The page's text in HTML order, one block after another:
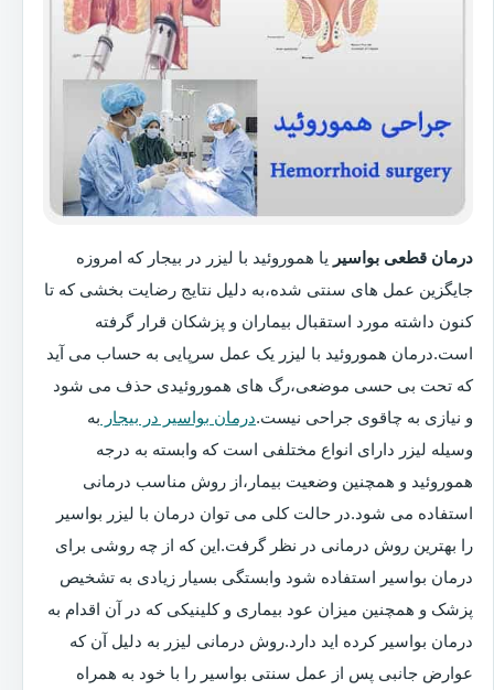
درمان قطعی بواسیر یا هموروئید با لیزر در بیجار که امروزه
جایگزین عمل های سنتی شده،به دلیل نتایج رضایت بخشی که تا
کنون داشته مورد استقبال بیماران و پزشکان قرار گرفته
است.درمان هموروئید با لیزر یک عمل سرپایی به حساب می آید
که تحت بی حسی موضعی،رگ های هموروئیدی حذف می شود
و نیازی به چاقوی جراحی نیست.درمان بواسیر در بیجار به
وسیله لیزر دارای انواع مختلفی است که وابسته به درجه
هموروئید و همچنین وضعیت بیمار،از روش مناسب درمانی
استفاده می شود.در حالت کلی می توان درمان با لیزر بواسیر
را بهترین روش درمانی در نظر گرفت.این که از چه روشی برای
درمان بواسیر استفاده شود وابستگی بسیار زیادی به تشخیص
پزشک و همچنین میزان عود بیماری و کلینیکی که در آن اقدام به
درمان بواسیر کرده اید دارد.روش درمانی لیزر به دلیل آن که
عوارض جانبی پس از عمل سنتی بواسیر را با خود به همراه